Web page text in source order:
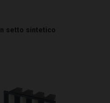
setto sintetico